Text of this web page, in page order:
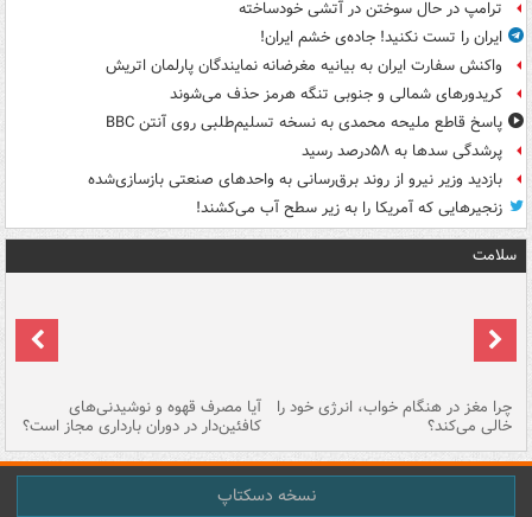
ترامپ در حال سوختن در آتشی خودساخته
ایران را تست نکنید! جاده‌ی خشم ایران!
واکنش سفارت ایران به بیانیه مغرضانه نمایندگان پارلمان اتریش
کریدورهای شمالی و جنوبی تنگه هرمز حذف می‌شوند
پاسخ قاطع ملیحه محمدی به نسخه تسلیم‌طلبی روی آنتن BBC
پرشدگی سدها به ۵۸درصد رسید
بازدید وزیر نیرو از روند برق‌رسانی به واحدهای صنعتی بازسازی‌شده
زنجیرهایی که آمریکا را به زیر سطح آب می‌کشند!
سلامت
چرا مغز در هنگام خواب، انرژی خود را
خالی می‌کند؟
آیا مصرف قهوه و نوشیدنی‌های
کافئین‌دار در دوران بارداری مجاز است؟
نسخه دسکتاپ